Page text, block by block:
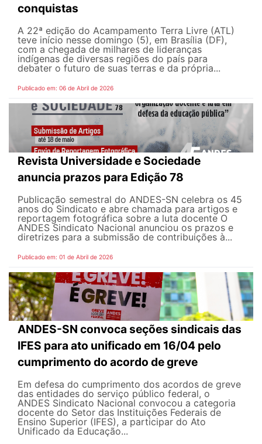
conquistas
A 22ª edição do Acampamento Terra Livre (ATL)
teve início nesse domingo (5), em Brasília (DF),
com a chegada de milhares de lideranças
indígenas de diversas regiões do país para
debater o futuro de suas terras e da própria...
Publicado em: 06 de Abril de 2026
Revista Universidade e Sociedade
anuncia prazos para Edição 78
Publicação semestral do ANDES-SN celebra os 45
anos do Sindicato e abre chamada para artigos e
reportagem fotográfica sobre a luta docente O
ANDES Sindicato Nacional anunciou os prazos e
diretrizes para a submissão de contribuições à...
Publicado em: 01 de Abril de 2026
ANDES-SN convoca seções sindicais das
IFES para ato unificado em 16/04 pelo
cumprimento do acordo de greve
Em defesa do cumprimento dos acordos de greve
das entidades do serviço público federal, o
ANDES Sindicato Nacional convocou a categoria
docente do Setor das Instituições Federais de
Ensino Superior (IFES), a participar do Ato
Unificado da Educação...